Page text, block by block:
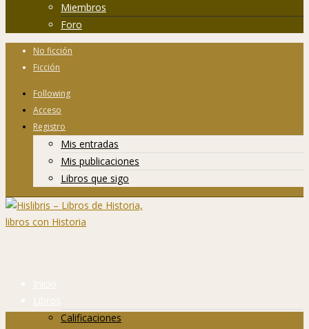
Miembros
Foro
No ficción
Ficción
Following
Acceso
Registro
Mis entradas
Mis publicaciones
Libros que sigo
Inicio
Libros
Calificaciones